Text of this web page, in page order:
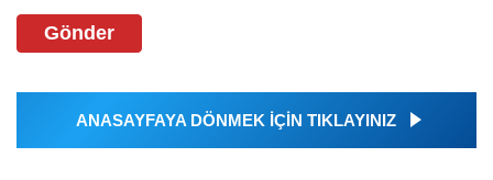
Gönder
ANASAYFAYA DÖNMEK İÇİN TIKLAYINIZ